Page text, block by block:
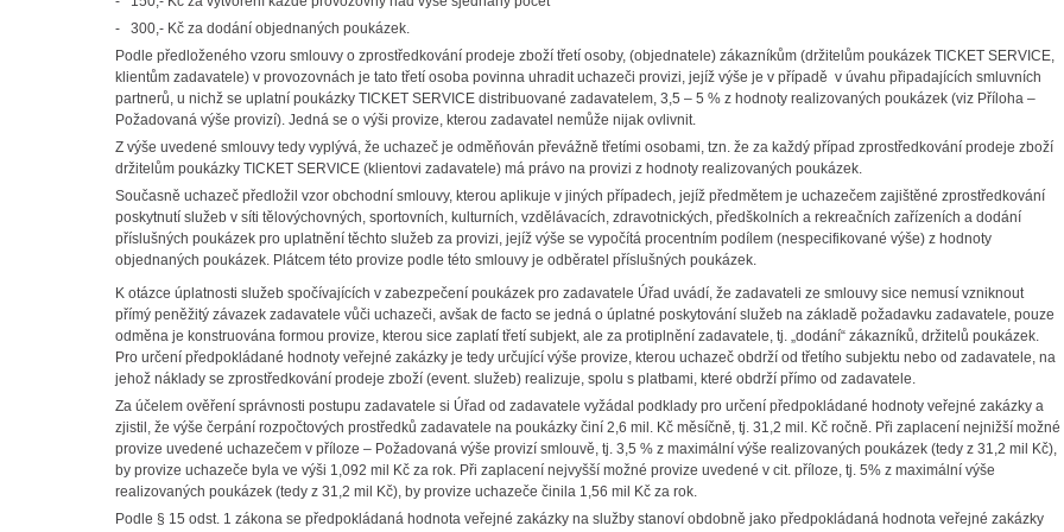
- 300,- Kč za dodání objednaných poukázek.
Podle předloženého vzoru smlouvy o zprostředkování prodeje zboží třetí osoby, (objednatele) zákazníkům (držitelům poukázek TICKET SERVICE,
klientům zadavatele) v provozovnách je tato třetí osoba povinna uhradit uchazeči provizi, jejíž výše je v případě v úvahu připadajících smluvních
partnerů, u nichž se uplatní poukázky TICKET SERVICE distribuované zadavatelem, 3,5 – 5 % z hodnoty realizovaných poukázek (viz Příloha –
Požadovaná výše provizí). Jedná se o výši provize, kterou zadavatel nemůže nijak ovlivnit.
Z výše uvedené smlouvy tedy vyplývá, že uchazeč je odměňován převážně třetími osobami, tzn. že za každý případ zprostředkování prodeje zboží
držitelům poukázky TICKET SERVICE (klientovi zadavatele) má právo na provizi z hodnoty realizovaných poukázek.
Současně uchazeč předložil vzor obchodní smlouvy, kterou aplikuje v jiných případech, jejíž předmětem je uchazečem zajištěné zprostředkování
poskytnutí služeb v síti tělovýchovných, sportovních, kulturních, vzdělávacích, zdravotnických, předškolních a rekreačních zařízeních a dodání
příslušných poukázek pro uplatnění těchto služeb za provizi, jejíž výše se vypočítá procentním podílem (nespecifikované výše) z hodnoty
objednaných poukázek. Plátcem této provize podle této smlouvy je odběratel příslušných poukázek.
K otázce úplatnosti služeb spočívajících v zabezpečení poukázek pro zadavatele Úřad uvádí, že zadavateli ze smlouvy sice nemusí vzniknout
přímý peněžitý závazek zadavatele vůči uchazeči, avšak de facto se jedná o úplatné poskytování služeb na základě požadavku zadavatele, pouze
odměna je konstruována formou provize, kterou sice zaplatí třetí subjekt, ale za protiplnění zadavatele, tj. „dodání“ zákazníků, držitelů poukázek.
Pro určení předpokládané hodnoty veřejné zakázky je tedy určující výše provize, kterou uchazeč obdrží od třetího subjektu nebo od zadavatele, na
jehož náklady se zprostředkování prodeje zboží (event. služeb) realizuje, spolu s platbami, které obdrží přímo od zadavatele.
Za účelem ověření správnosti postupu zadavatele si Úřad od zadavatele vyžádal podklady pro určení předpokládané hodnoty veřejné zakázky a
zjistil, že výše čerpání rozpočtových prostředků zadavatele na poukázky činí 2,6 mil. Kč měsíčně, tj. 31,2 mil. Kč ročně. Při zaplacení nejnižší možné
provize uvedené uchazečem v příloze – Požadovaná výše provizí smlouvě, tj. 3,5 % z maximální výše realizovaných poukázek (tedy z 31,2 mil Kč),
by provize uchazeče byla ve výši 1,092 mil Kč za rok. Při zaplacení nejvyšší možné provize uvedené v cit. příloze, tj. 5% z maximální výše
realizovaných poukázek (tedy z 31,2 mil Kč), by provize uchazeče činila 1,56 mil Kč za rok.
Podle § 15 odst. 1 zákona se předpokládaná hodnota veřejné zakázky na služby stanoví obdobně jako předpokládaná hodnota veřejné zakázky